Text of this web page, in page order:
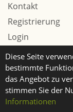
Diese Seite
bestimmte
das Angebot zu
stimmen Sie der
Informationen
Kontakt
Registrierung
Login
Werbung / Tarife
© 2026 Webtech